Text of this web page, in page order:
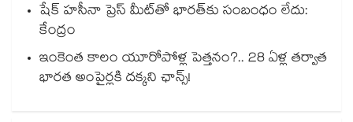
షేక్ హసీనా ప్రెస్ మీట్‎తో భారత్‎కు సంబంధం లేదు:
కేంద్రం
ఇంకెంత కాలం యూరోపోళ్ల పెత్తనం?.. 28 ఏళ్ల తర్వాత
భారత అంపైర్లకి దక్కని ఛాన్స్!